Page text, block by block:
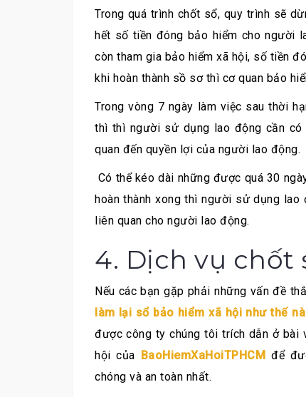
Trong quá trình chốt sổ, quy trình sẽ
hết số tiền đóng bảo hiểm cho người
còn tham gia bảo hiểm xã hội, số tiền
khi hoàn thành sồ sơ thì cơ quan bảo
Trong vòng 7 ngày làm việc sau thời
thì thì người sử dụng lao động cần có
quan đến quyền lợi của người lao động.
Có thể kéo dài những được quá 30
hoàn thành xong thì người sử dụng
liên quan cho người lao động.
4. Dịch vụ chốt
Nếu các bạn gặp phải những vấn đề
làm lại sổ bảo hiểm xã hội như thế
được công ty chúng tôi trích dẫn ở bài
hội của BaoHiemXaHoiTPHCM để
chóng và an toàn nhất.